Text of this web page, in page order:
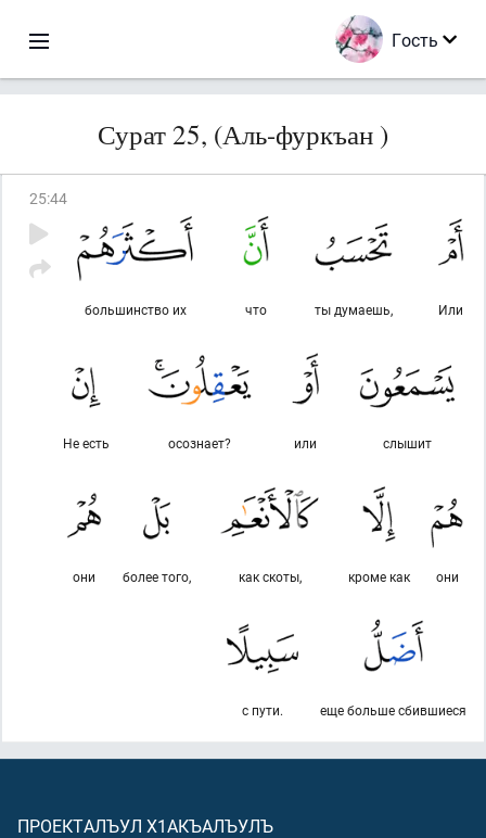
Гость
Сурат 25, (Аль-фуркъан )
25:44
Или
ты думаешь,
что
большинство их
слышит
или
осознает?
Не есть
они
кроме как
как скоты,
более того,
они
еще больше сбившиеся
с пути.
ПРОЕКТАЛЪУЛ Х1АКЪАЛЪУЛЪ